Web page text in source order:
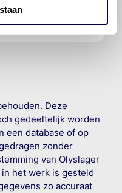
Deze
gedeeltelijk worden
een database of op
zonder
van Olyslager
het werk is gesteld
zo accuraat